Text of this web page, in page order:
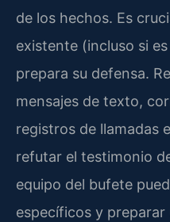
de los hechos. Es
existente (incluso si
prepara su defensa.
mensajes de texto,
registros de llamadas
refutar el testimonio
equipo del bufete
específicos y